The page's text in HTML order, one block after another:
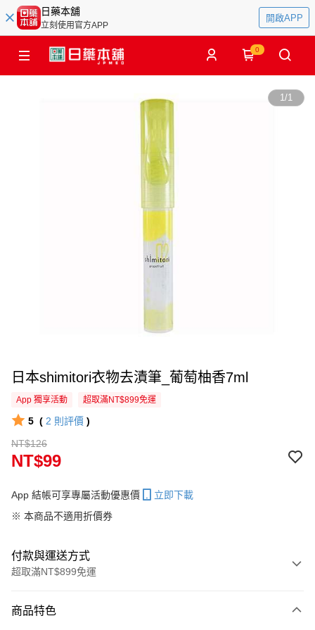
日藥本舖
立刻使用官方APP
開啟APP
0
1/1
日本shimitori衣物去漬筆_葡萄柚香7ml
App 獨享活動 超取滿NT$899免運
5 ( 2 則評價 )
NT$126
NT$99
App 結帳可享專屬活動優惠價
立即下載
※ 本商品不適用折價券
付款與運送方式
超取滿NT$899免運
信用卡一次付款
商品特色